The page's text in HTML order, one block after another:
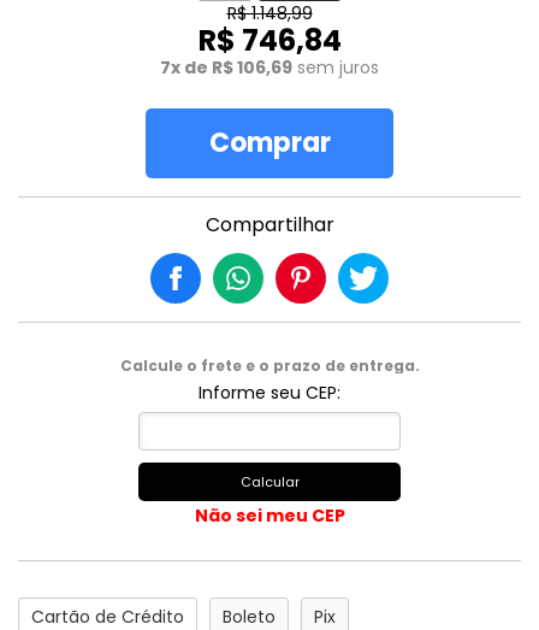
R$ 1.148,99
R$ 746,84
7x de R$ 106,69 sem juros
Comprar
Compartilhar
Calcule o frete e o prazo de entrega.
Informe seu CEP:
Calcular
Não sei meu CEP
Cartão de Crédito Boleto Pix